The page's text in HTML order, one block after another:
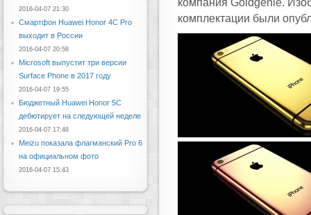
комплектации были
2016-04-07 21:30
Смартфон Huawei Honor 4C Pro
выходит в России
2016-04-07 20:58
Microsoft выпустит три версии
Surface Phone в 2017 году
2016-04-07 19:55
Бюджетный Huawei Honor 5C
дебютирует на следующей неделе
2016-04-07 17:48
Meizu показала флагманский Pro 6
на официальном фото
2016-04-07 15:43